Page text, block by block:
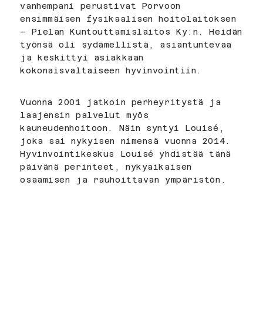
vanhempani perustivat Porvoon
ensimmäisen fysikaalisen hoitolaitoksen
– Pielan Kuntouttamislaitos Ky:n. Heidän
työnsä oli sydämellistä, asiantuntevaa
ja keskittyi asiakkaan
kokonaisvaltaiseen hyvinvointiin.
Vuonna 2001 jatkoin perheyritystä ja
laajensin palvelut myös
kauneudenhoitoon. Näin syntyi Louisé,
joka sai nykyisen nimensä vuonna 2014.
Hyvinvointikeskus Louisé yhdistää tänä
päivänä perinteet, nykyaikaisen
osaamisen ja rauhoittavan ympäristön.